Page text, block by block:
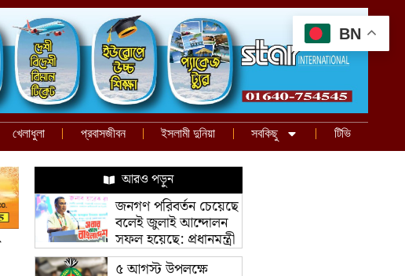
খেলাধুলা প্রবাসজীবন ইসলামী দুনিয়া সবকিছু টিভি
আরও পড়ুন
জনগণ পরিবর্তন চেয়েছে
বলেই জুলাই আন্দোলন
সফল হয়েছে: প্রধানমন্ত্রী
৫ আগস্ট উপলক্ষে
BN